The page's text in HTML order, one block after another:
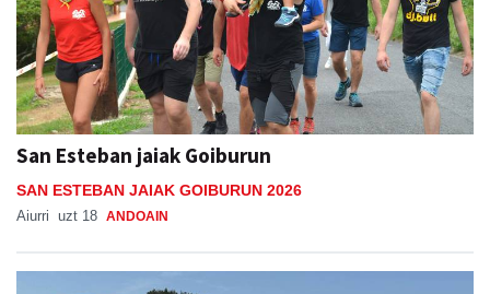
San Esteban jaiak Goiburun
SAN ESTEBAN JAIAK GOIBURUN 2026
Aiurri uzt 18 ANDOAIN